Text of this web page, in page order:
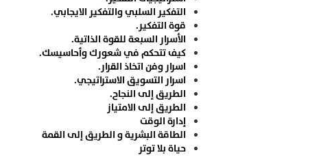
التفكير السلبي والتفكير الايجابي.
قوة التفكير.
الأسرار السبعة للقوة الذاتية.
كيف تتحكم في شعورك وأحاسيسك.
اسرار وفن اتخاذ القرار.
اسرار التسويق الاستراتيجي.
الطريق إلى النجاح.
الطريق إلى الامتياز
إدارة الوقت
الطاقة البشرية و الطريق إلى القمة
حياة بلا توتر